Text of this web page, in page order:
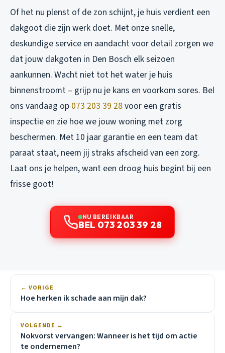
Of het nu plenst of de zon schijnt, je huis verdient een
dakgoot die zijn werk doet. Met onze snelle,
deskundige service en aandacht voor detail zorgen we
dat jouw dakgoten in Den Bosch elk seizoen
aankunnen. Wacht niet tot het water je huis
binnenstroomt – grijp nu je kans en voorkom sores. Bel
ons vandaag op 073 203 39 28voor een gratis
inspectie en zie hoe we jouw woning met zorg
beschermen. Met 10 jaar garantie en een team dat
paraat staat, neem jij straks afscheid van een zorg.
Laat ons je helpen, want een droog huis begint bij een
frisse goot!
NU BEREIKBAAR
BEL 073 203 39 28
← VORIGE
Hoe herken ik schade aan mijn dak?
VOLGENDE →
Nokvorst vervangen: Wanneer is het tijd om actie
te ondernemen?